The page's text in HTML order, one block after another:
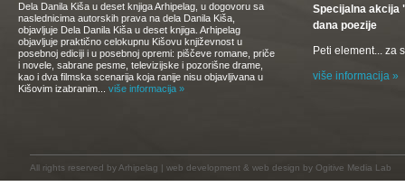
Dela Danila Kiša u deset knjiga Arhipelag, u dogovoru sa
naslednicima autorskih prava na dela Danila Kiša,
objavljuje Dela Danila Kiša u deset knjiga. Arhipelag
objavljuje praktično celokupnu Kišovu književnost u
posebnoj ediciji i u posebnoj opremi: piščeve romane, priče
i novele, sabrane pesme, televizijske i pozorišne drame,
kao i dva filmska scenarija koja ranije nisu objavljivana u
Kišovim izabranim... više informacija »
Specijalna akcija
dana poezije
Peti element... za
više informacija »
All rights reserved by Arhipelag | web development & web design by Ogitive Media Lab